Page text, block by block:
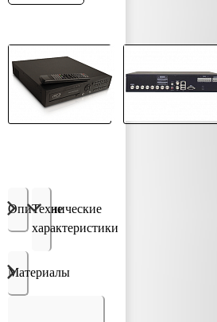
Описание
Технические
характеристики
Материалы